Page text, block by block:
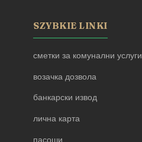
SZYBKIE LINKI
сметки за комунални услуги
возачка дозвола
банкарски извод
лична карта
пасоши